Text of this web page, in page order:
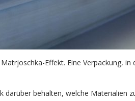
Effekt. Eine Verpackung, in
darüber behalten, welche Materialien